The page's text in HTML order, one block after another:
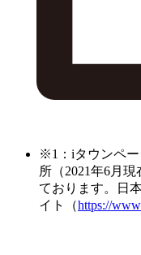
※1：iタウンペー
所（2021年6月
ております。日
イト（https://